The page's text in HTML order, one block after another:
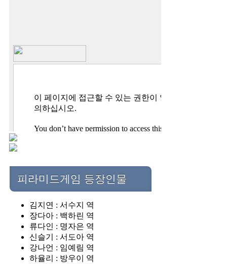
피라미드게임 등장인물
김지연 : 서수지 역
장다아 : 백하린 역
류다인 : 명자은 역
신슬기 : 서도아 역
강나언 : 임예림 역
하율리 : 방우이 역